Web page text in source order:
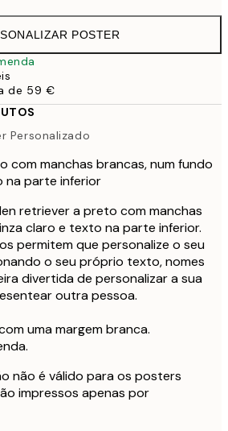
POSTER
de 59 €
Personalizado
com manchas brancas, num fundo
na parte inferior
retriever a preto com manchas
claro e texto na parte inferior.
permitem que personalize o seu
o seu próprio texto, nomes
divertida de personalizar a sua
outra pessoa.
uma margem branca.
não é válido para os posters
impressos apenas por